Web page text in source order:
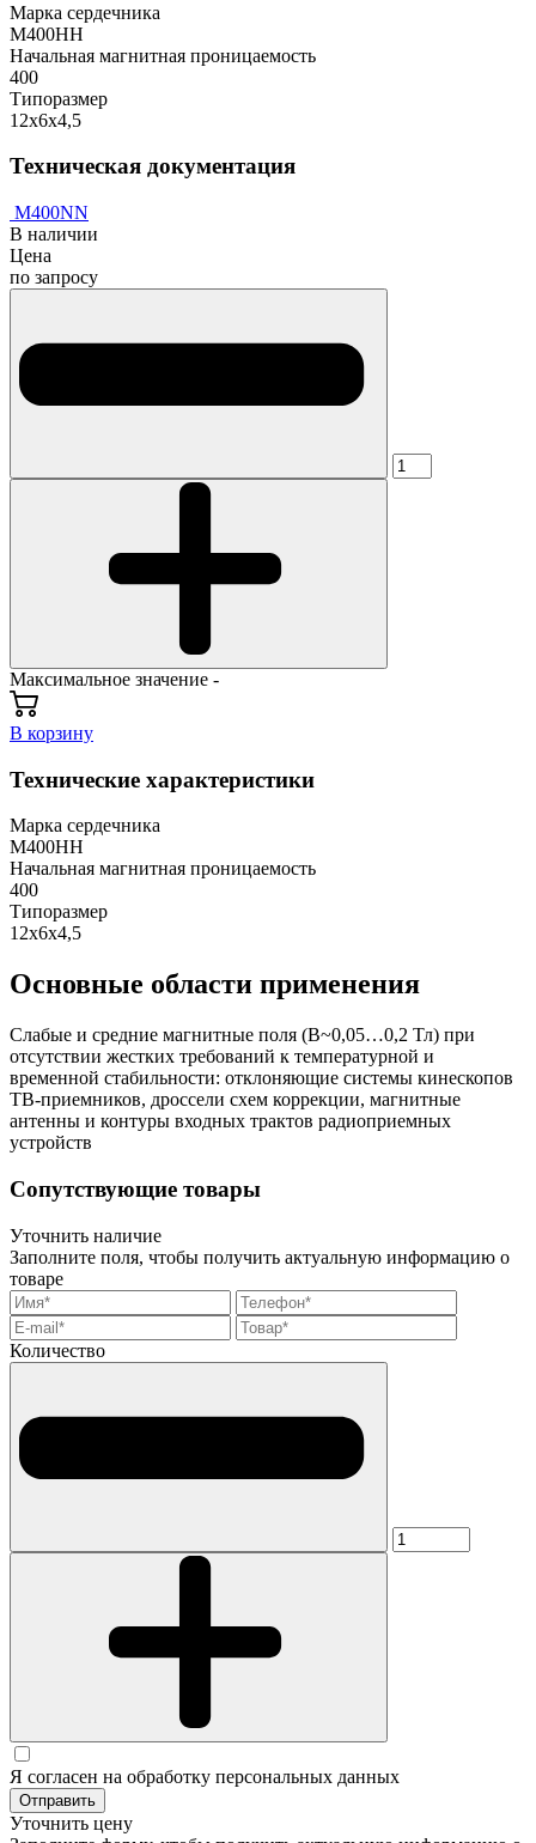
Марка сердечника
М400НН
Начальная магнитная проницаемость
400
Типоразмер
12х6х4,5
Техническая документация
M400NN
В наличии
Цена
по запросу
Максимальное значение -
В корзину
Технические характеристики
Марка сердечника
М400НН
Начальная магнитная проницаемость
400
Типоразмер
12х6х4,5
Основные области применения
Слабые и средние магнитные поля (В~0,05…0,2 Тл) при
отсутствии жестких требований к температурной и
временной стабильности: отклоняющие системы кинескопов
ТВ-приемников, дроссели схем коррекции, магнитные
антенны и контуры входных трактов радиоприемных
устройств
Сопутствующие товары
Уточнить наличие
Заполните поля, чтобы получить актуальную информацию о
товаре
Количество
Я согласен на обработку персональных данных
Отправить
Уточнить цену